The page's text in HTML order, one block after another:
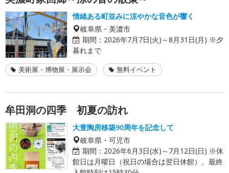
情緒ある町並みに涼やかな音色が響く
岐阜県・美濃市
期間： 2026年7月7日(火)～8月31日(月) ※夕
暮れまで
美術展・博物展・展示会 無料イベント
牟田洞の四季 初夏の訪れ
大萱陶房移築90周年を記念して
岐阜県・可児市
期間： 2026年6月3日(水)～7月12日(日) ※休
館日は月曜日（祝日の場合は翌日休館）。最終